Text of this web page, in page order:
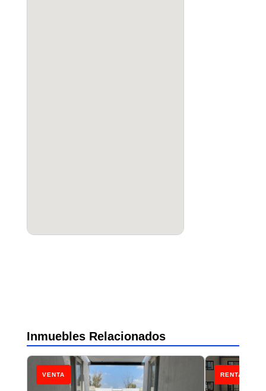
Inmuebles Relacionados
VENTA RENTA